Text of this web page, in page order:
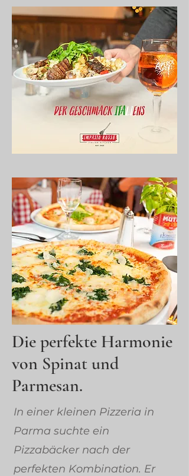
Die perfekte Harmonie
von Spinat und
Parmesan.
In einer kleinen Pizzeria in
Parma suchte ein
Pizzabäcker nach der
perfekten Kombination. Er